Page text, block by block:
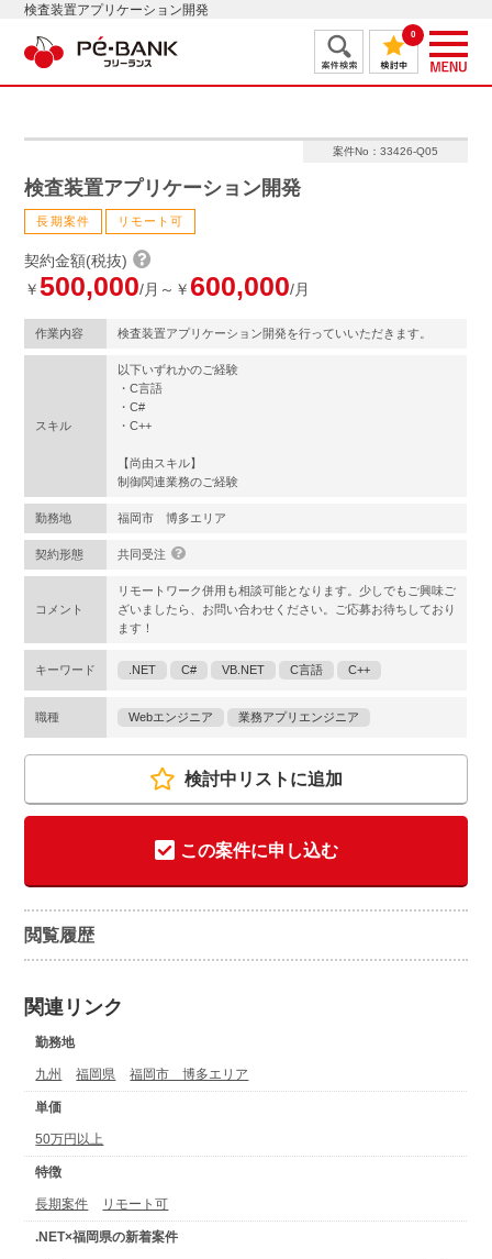
検査装置アプリケーション開発
0
案件No：33426-Q05
検査装置アプリケーション開発
長期案件 リモート可
契約金額(税抜)
￥500,000/月～￥ 600,000/月
作業内容 検査装置アプリケーション開発を行っていいただきます。
スキル
以下いずれかのご経験
・C言語
・C#
・C++
【尚由スキル】
制御関連業務のご経験
勤務地 福岡市 博多エリア
契約形態 共同受注
コメント
リモートワーク併用も相談可能となります。少しでもご興味ご
ざいましたら、お問い合わせください。ご応募お待ちしており
ます！
キーワード .NET C# VB.NET C言語 C++
職種 Webエンジニア 業務アプリエンジニア
検討中リストに追加
この案件に申し込む
閲覧履歴
関連リンク
勤務地
九州 福岡県 福岡市 博多エリア
単価
50万円以上
特徴
長期案件 リモート可
.NET×福岡県の新着案件